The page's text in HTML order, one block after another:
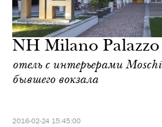
NH Milano Palazzo
отель с интерьерами
бывшего вокзала
2016-02-24 15:45:00